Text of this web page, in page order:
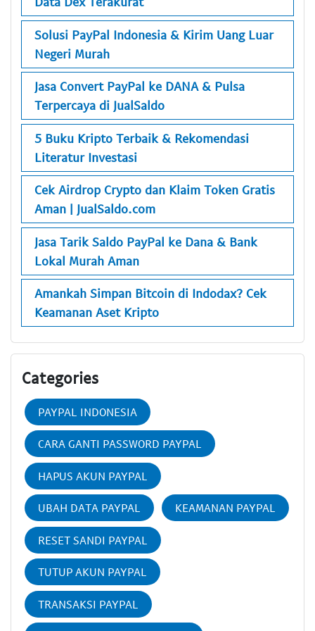
Solusi PayPal Indonesia & Kirim Uang Luar
Negeri Murah
Jasa Convert PayPal ke DANA & Pulsa
Terpercaya di JualSaldo
5 Buku Kripto Terbaik & Rekomendasi
Literatur Investasi
Cek Airdrop Crypto dan Klaim Token Gratis
Aman | JualSaldo.com
Jasa Tarik Saldo PayPal ke Dana & Bank
Lokal Murah Aman
Amankah Simpan Bitcoin di Indodax? Cek
Keamanan Aset Kripto
Categories
PAYPAL INDONESIA
CARA GANTI PASSWORD PAYPAL
HAPUS AKUN PAYPAL
UBAH DATA PAYPAL KEAMANAN PAYPAL
RESET SANDI PAYPAL
TUTUP AKUN PAYPAL
TRANSAKSI PAYPAL